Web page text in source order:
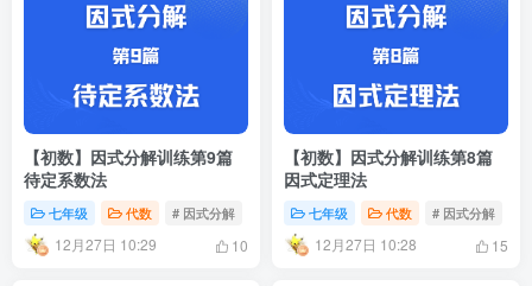
【初数】因式分解训练第9篇
待定系数法
七年级 代数 # 因式分解 # 对称
12月27日 10:29 10
【初数】因式分解训练第8篇
因式定理法
七年级 代数 # 因式分解
12月27日 10:28 15